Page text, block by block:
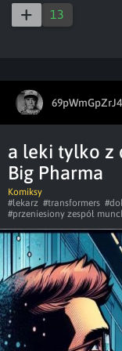
13
a leki tylko z
Big Pharma
Komiksy
#lekarz #transformers
#przeniesiony zespół